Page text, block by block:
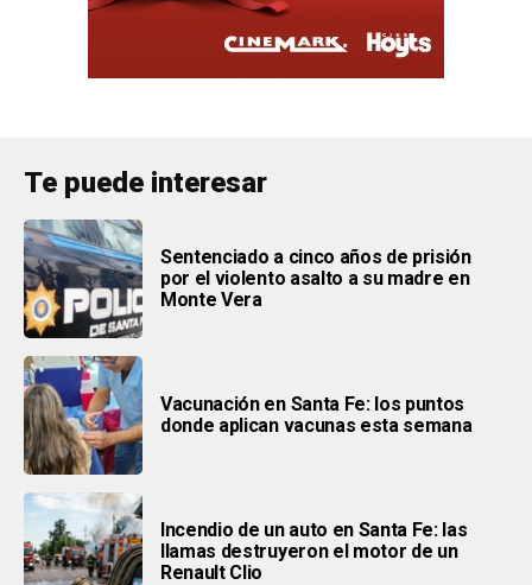
Te puede interesar
Sentenciado a cinco años de prisión
por el violento asalto a su madre en
Monte Vera
Vacunación en Santa Fe: los puntos
donde aplican vacunas esta semana
Incendio de un auto en Santa Fe: las
llamas destruyeron el motor de un
Renault Clio